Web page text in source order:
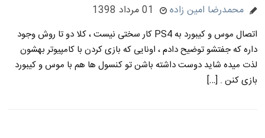
محمدرضا امین زاده 01 مرداد 1398
اتصال موس و کیبورد به PS4 کار سختی نیست ، کلا دو تا روش وجود
داره که جفتشو توضیح دادم ، اونایی که بازی کردن با کامپیوتر بهشون
لذت میده شاید دوست داشته باشن تو کنسول ها هم با موس و کیبورد
بازی کنن . […]